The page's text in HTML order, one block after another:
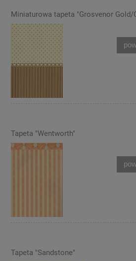
Miniaturowa tapeta "Grosvenor Gold/
Tapeta "Wentworth"
Tapeta "Sandstone"